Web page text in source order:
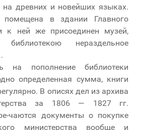
на древних и новейших языках.
помещена в здании Главного
к ней же присоединен музей,
нераздельное
.
на пополнение библиотеки
определенная сумма, книги
В описях дел из архива
за 1806 — 1827 гг.
чаются документы о покупке
министерства вообще и